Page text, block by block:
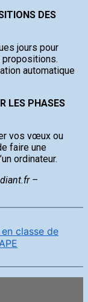
DES
jours pour
propositions.
automatique
LES PHASES
vos vœux ou
faire une
ordinateur.
–
classe de